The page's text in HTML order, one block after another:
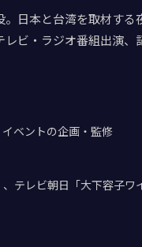
。日本と台湾を取材す
ビ・ラジオ番組出演
ベントの企画・監修
テレビ朝日「大下容子